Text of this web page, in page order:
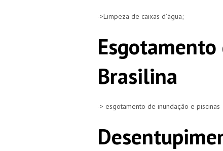
->Limpeza de caixas d’água;
Brasilina
-> esgotamento de inundação e piscinas